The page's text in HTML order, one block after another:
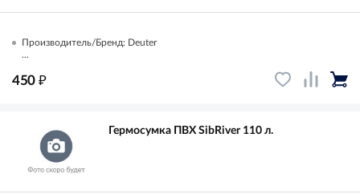
Производитель/Бренд: Deuter
...
450 ₽
Гермосумка ПВХ SibRiver 110 л.